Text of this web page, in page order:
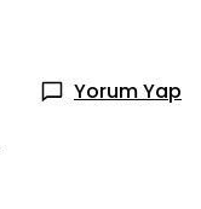
Yorum Yap